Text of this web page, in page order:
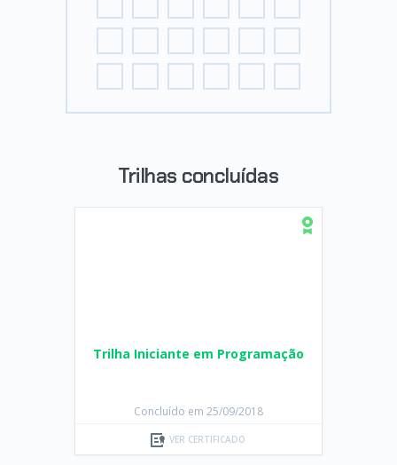
Trilhas concluídas
Trilha Iniciante em Programação
Concluído em 25/09/2018
VER CERTIFICADO